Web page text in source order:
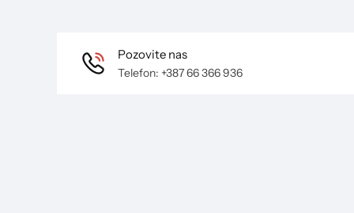
Pozovite nas
Telefon: +387 66 366 936